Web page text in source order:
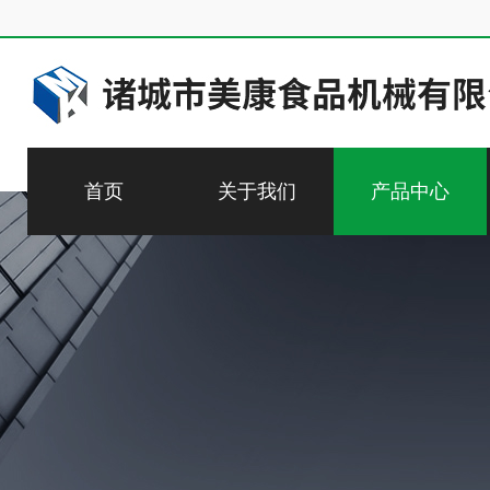
首页 关于我们 产品中心